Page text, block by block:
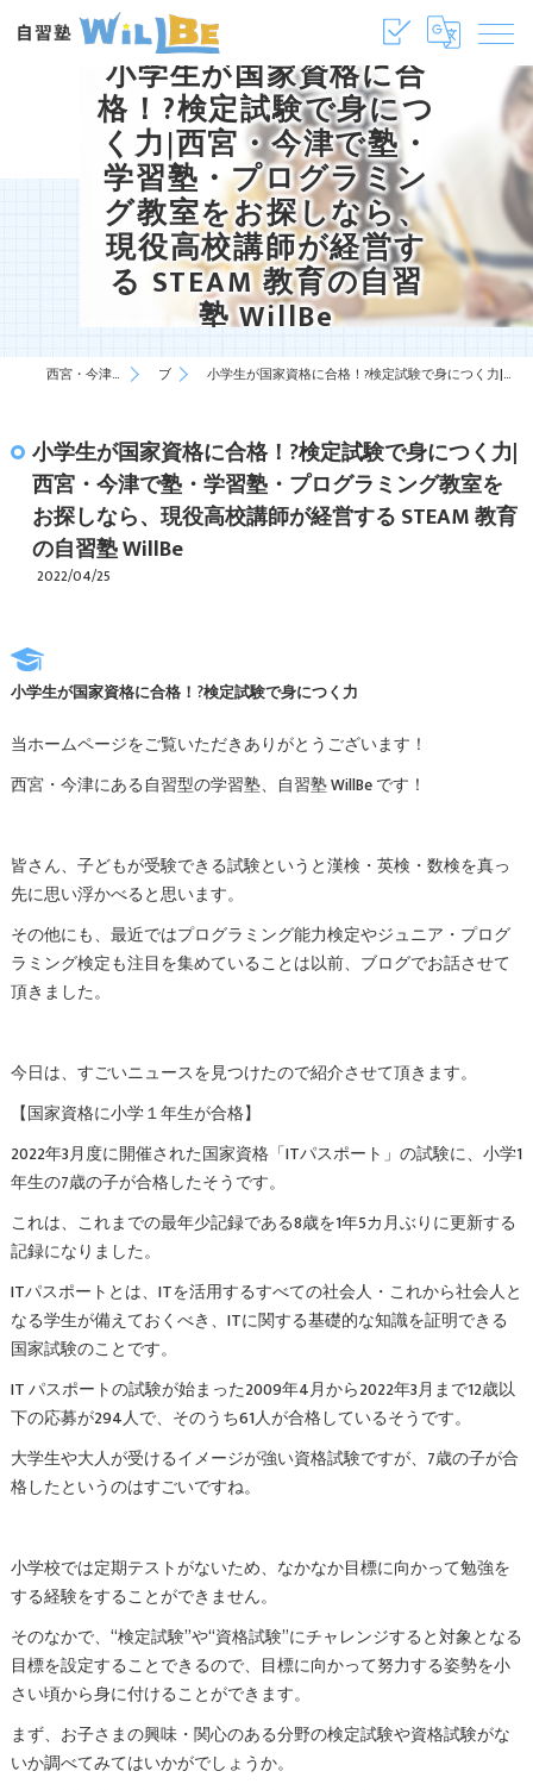
小学生が国家資格に合
格！?検定試験で身につ
く力|西宮・今津で塾・
学習塾・プログラミン
グ教室をお探しなら、
現役高校講師が経営す
る STEAM 教育の自習
塾 WillBe
西宮・今津の塾・学習塾は自習塾WillBe ブログ 小学生が国家資格に合格！?検定試験で身につく力|西宮・今津で塾・学習塾・プログラミング教室をお探しなら、現役高校講師が経営する STEAM 教育の自習塾 WillBe
小学生が国家資格に合格！?検定試験で身につく力|
西宮・今津で塾・学習塾・プログラミング教室を
お探しなら、現役高校講師が経営する STEAM 教育
の自習塾 WillBe
2022/04/25
小学生が国家資格に合格！?検定試験で身につく力
当ホームページをご覧いただきありがとうございます！
西宮・今津にある自習型の学習塾、自習塾 WillBe です！
皆さん、子どもが受験できる試験というと漢検・英検・数検を真っ
先に思い浮かべると思います。
その他にも、最近ではプログラミング能力検定やジュニア・プログ
ラミング検定も注目を集めていることは以前、ブログでお話させて
頂きました。
今日は、すごいニュースを見つけたので紹介させて頂きます。
【国家資格に小学１年生が合格】
2022年3月度に開催された国家資格「ITパスポート」の試験に、小学1
年生の7歳の子が合格したそうです。
これは、これまでの最年少記録である8歳を1年5カ月ぶりに更新する
記録になりました。
ITパスポートとは、ITを活用するすべての社会人・これから社会人と
なる学生が備えておくべき、ITに関する基礎的な知識を証明できる
国家試験のことです。
IT パスポートの試験が始まった2009年4月から2022年3月まで12歳以
下の応募が294人で、そのうち61人が合格しているそうです。
大学生や大人が受けるイメージが強い資格試験ですが、7歳の子が合
格したというのはすごいですね。
小学校では定期テストがないため、なかなか目標に向かって勉強を
する経験をすることができません。
そのなかで、“検定試験”や“資格試験”にチャレンジすると対象となる
目標を設定することできるので、目標に向かって努力する姿勢を小
さい頃から身に付けることができます。
まず、お子さまの興味・関心のある分野の検定試験や資格試験がな
いか調べてみてはいかがでしょうか。